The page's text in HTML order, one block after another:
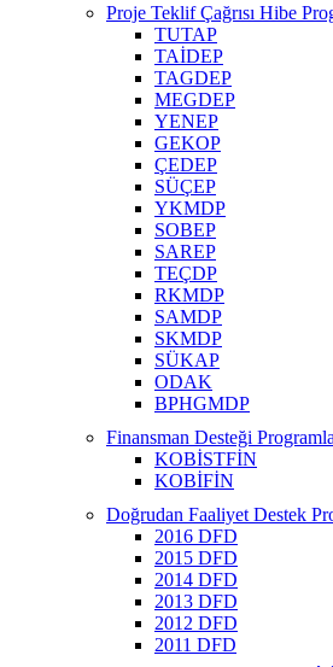
Proje Teklif Çağrısı Hibe
TUTAP
TAİDEP
TAGDEP
MEGDEP
YENEP
GEKOP
ÇEDEP
SÜÇEP
YKMDP
SOBEP
SAREP
TEÇDP
RKMDP
SAMDP
SKMDP
SÜKAP
ODAK
BPHGMDP
Finansman Desteği
KOBİSTFİN
KOBİFİN
Doğrudan Faaliyet Destek
2016 DFD
2015 DFD
2014 DFD
2013 DFD
2012 DFD
2011 DFD